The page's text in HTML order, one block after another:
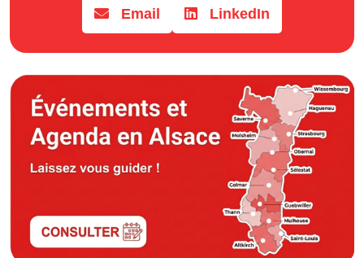
Email LinkedIn